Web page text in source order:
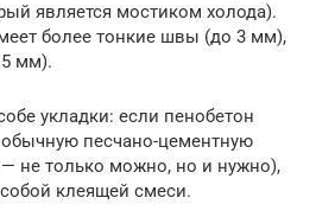
является мостиком холода).
более тонкие швы (до 3 мм),
мм).
укладки: если пенобетон
песчано-цементную
не только можно, но и нужно),
клеящей смеси.